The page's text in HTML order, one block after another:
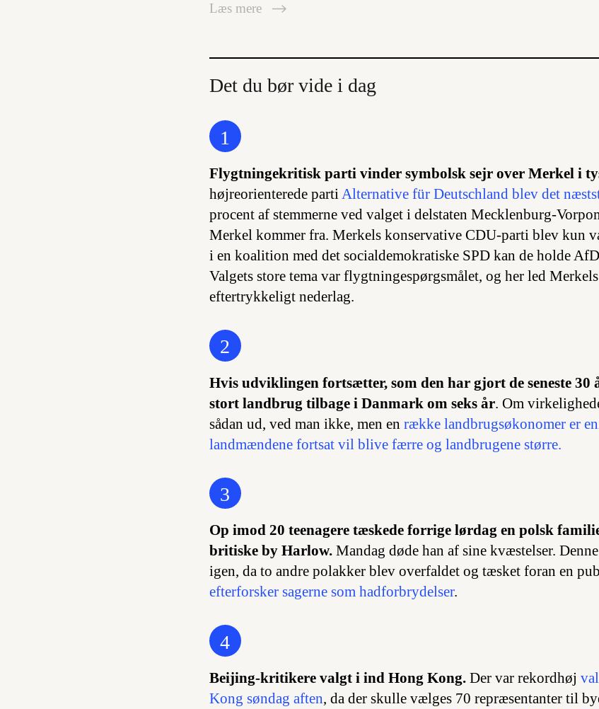
Læs mere
Det du bør vide i dag
1
Flygtningekritisk parti vinder symbolsk sejr over Merkel i
højreorienterede parti Alternative für Deutschland blev det
procent af stemmerne ved valget i delstaten Mecklenburg-
Merkel kommer fra. Merkels konservative CDU-parti blev kun
i en koalition med det socialdemokratiske SPD kan de holde
Valgets store tema var flygtningespørgsmålet, og her led
eftertrykkeligt nederlag.
2
Hvis udviklingen fortsætter, som den har gjort de seneste
stort landbrug tilbage i Danmark om seks år. Om
sådan ud, ved man ikke, men en række landbrugsøkonomer er
landmændene fortsat vil blive færre og landbrugene større.
3
Op imod 20 teenagere tæskede forrige lørdag en polsk
britiske by Harlow. Mandag døde han af sine kvæstelser.
igen, da to andre polakker blev overfaldet og tæsket foran en
efterforsker sagerne som hadforbrydelser.
4
Beijing-kritikere valgt i ind Hong Kong. Der var rekordhøj
Kong søndag aften, da der skulle vælges 70 repræsentanter til